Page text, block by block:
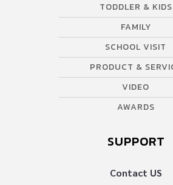
TODDLER & KIDS
FAMILY
SCHOOL VISIT
PRODUCT &
VIDEO
AWARDS
SUPPORT
Contact US